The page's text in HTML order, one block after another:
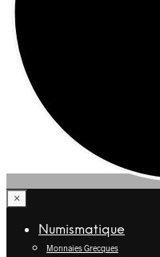
×
Numismatique
Monnaies Grecques